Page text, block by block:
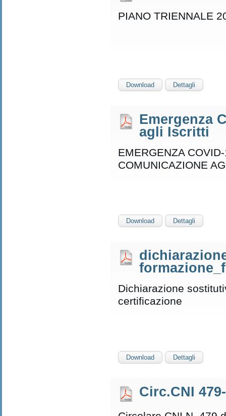
PIANO TRIENNALE
Download Dettagli
Emergenza
agli Iscritti
EMERGENZA
COMUNICAZIONE
Download Dettagli
Dichiarazione
certificazione
Download Dettagli
Circ.CNI